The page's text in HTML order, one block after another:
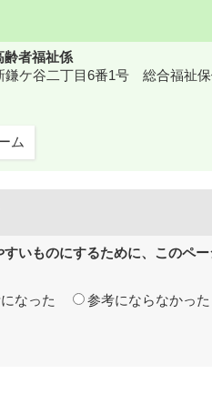
者福祉係
ケ谷二丁目6番1号 総合福祉
ム
いものにするために、このペ
なった 参考にならなかった